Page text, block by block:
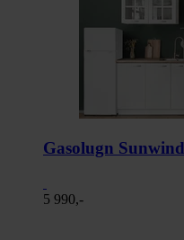
Gasolugn
5 990,-